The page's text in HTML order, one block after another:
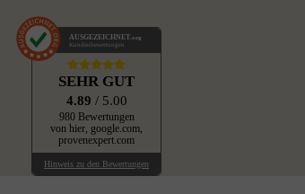
AUSGEZEICHNET .org
Kundenbewertungen
SEHR GUT
4.89 / 5.00
980 Bewertungen
von hier, google.com,
provenexpert.com
Hinweis zu den Bewertungen